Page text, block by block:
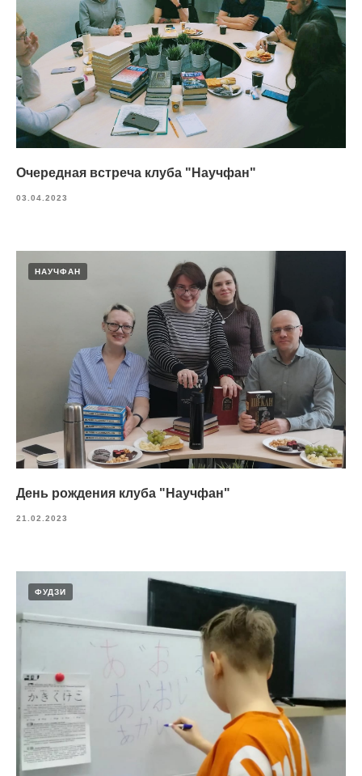
Очередная встреча клуба "Научфан"
03.04.2023
НАУЧФАН
День рождения клуба "Научфан"
21.02.2023
ФУДЗИ